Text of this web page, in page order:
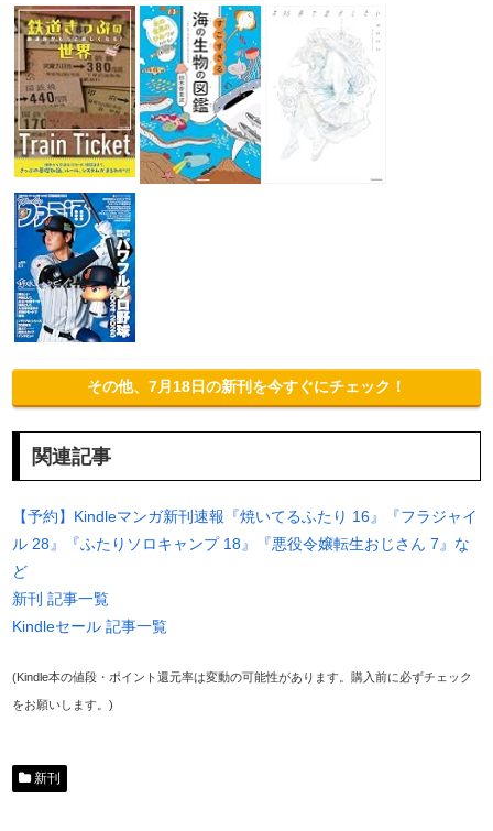
その他、7月18日の新刊を今すぐにチェック！
関連記事
【予約】Kindleマンガ新刊速報『焼いてるふたり 16』『フラジャイ
ル 28』『ふたりソロキャンプ 18』『悪役令嬢転生おじさん 7』な
ど
新刊 記事一覧
Kindleセール 記事一覧
(Kindle本の値段・ポイント還元率は変動の可能性があります。購入前に必ずチェック
をお願いします。)
新刊